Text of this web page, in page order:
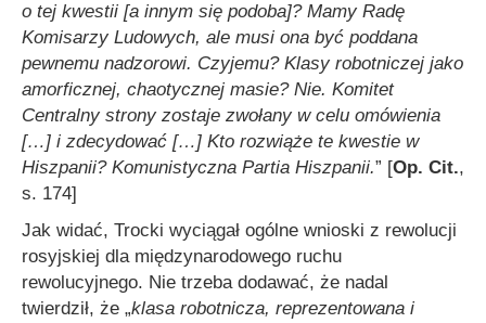
o tej kwestii [a innym się podoba]? Mamy Radę
Komisarzy Ludowych, ale musi ona być poddana
pewnemu nadzorowi. Czyjemu? Klasy robotniczej jako
amorficznej, chaotycznej masie? Nie. Komitet
Centralny strony zostaje zwołany w celu omówienia
[…] i zdecydować […] Kto rozwiąże te kwestie w
Hiszpanii? Komunistyczna Partia Hiszpanii.” [Op. Cit.,
s. 174]
Jak widać, Trocki wyciągał ogólne wnioski z rewolucji
rosyjskiej dla międzynarodowego ruchu
rewolucyjnego. Nie trzeba dodawać, że nadal
twierdził, że „klasa robotnicza, reprezentowana i